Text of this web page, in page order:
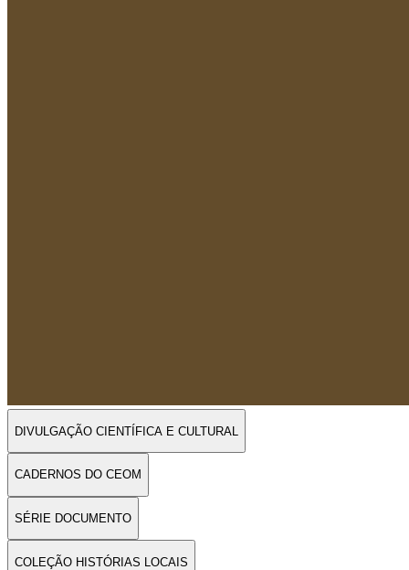
DIVULGAÇÃO CIENTÍFICA E CULTURAL
CADERNOS DO CEOM
SÉRIE DOCUMENTO
COLEÇÃO HISTÓRIAS LOCAIS